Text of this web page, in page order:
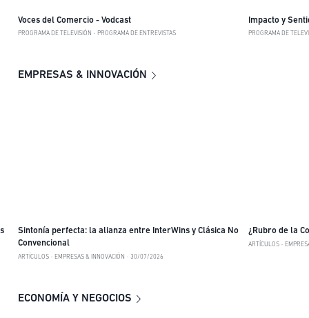
Voces del Comercio - Vodcast
PROGRAMA DE TELEVISIÓN PROGRAMA DE ENTREVISTAS
Impacto y
PROGRAMA DE
EMPRESAS & INNOVACIÓN
Sintonía perfecta: la alianza entre InterWins y Clásica No
Convencional
ARTÍCULOS EMPRESAS & INNOVACIÓN 30/07/2026
¿Rubro de la
ARTÍCULOS
ECONOMÍA Y NEGOCIOS